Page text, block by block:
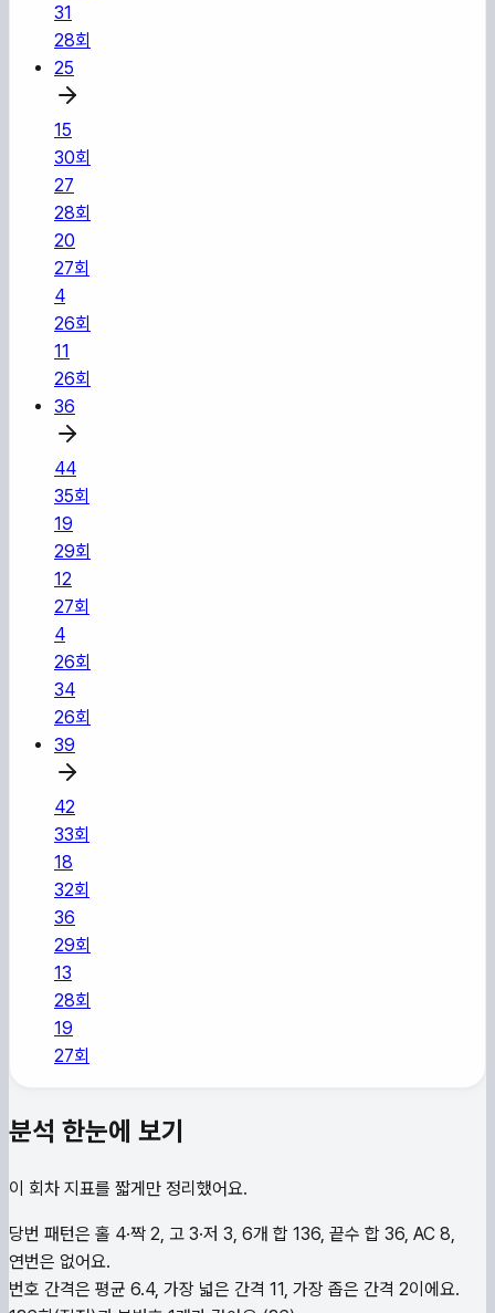
31
28회
25
15
30회
27
28회
20
27회
4
26회
11
26회
36
44
35회
19
29회
12
27회
4
26회
34
26회
39
42
33회
18
32회
36
29회
13
28회
19
27회
분석 한눈에 보기
이 회차 지표를 짧게만 정리했어요.
당번 패턴은 홀 4·짝 2, 고 3·저 3, 6개 합 136, 끝수 합 36, AC 8,
연번은 없어요.
번호 간격은 평균 6.4, 가장 넓은 간격 11, 가장 좁은 간격 2이에요.